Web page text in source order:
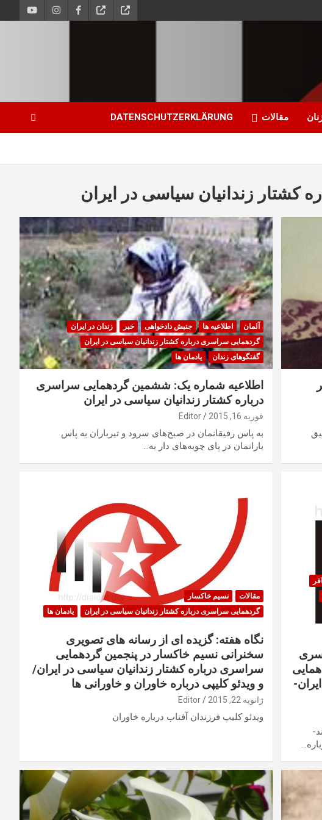
مقالات DATENSCHUTZERKLÄRUNG
کشتار زندانیان سیاسی در ایران
آلمان اطلاعیه ها جنبش دادخواهی خبر
زندان در ایران
گردهمایی سراسری درباره کشتار زندانیان سیاسی در ایران
گفتگوهای زندان
یادمان ها
اطلاعیه شماره یک: ششمین گردهمایی سراسری
درباره کشتار زندانیان سیاسی در ایران
فوریه 16, 2015 Editor
به پاس رفیقانمان در صبح‌های سرود و تیرباران به پاس
یارانمان در پای چوبه‌های دار به…
مقالات
نسیم خاکسار
گردهمایی سراسری درباره کشتار زندانیان سیاسی در ایران
یادمان ها
نگاه هفته: گزیده ای از رسانه های تصویری
سخنرانی نسیم خاکسار در پنجمین گردهمایی
سراسری درباره کشتار زندانیان سیاسی در ایران/
و ویدئو کلیپی درباره خاوران و خاورانی ها
ژانویه 22, 2015 Editor
ویدئو کلیپ فرزندان آفتاب درباره خاوران